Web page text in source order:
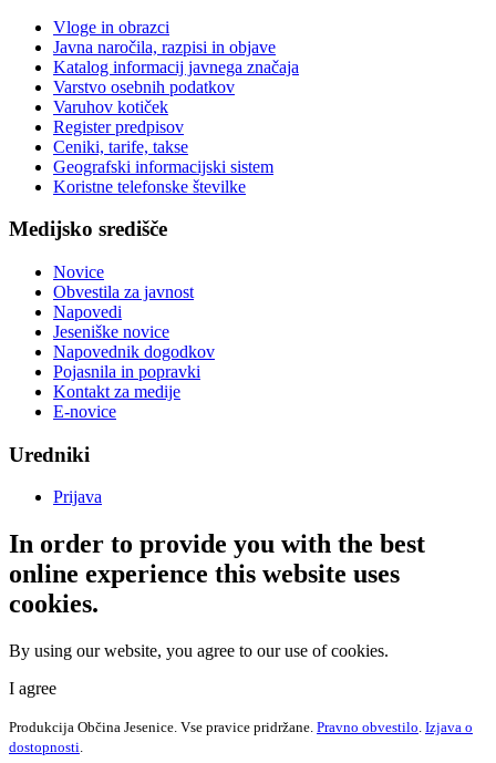
Vloge in obrazci
Javna naročila, razpisi in objave
Katalog informacij javnega značaja
Varstvo osebnih podatkov
Varuhov kotiček
Register predpisov
Ceniki, tarife, takse
Geografski informacijski sistem
Koristne telefonske številke
Medijsko središče
Novice
Obvestila za javnost
Napovedi
Jeseniške novice
Napovednik dogodkov
Pojasnila in popravki
Kontakt za medije
E-novice
Uredniki
Prijava
In order to provide you with the best
online experience this website uses
cookies.
By using our website, you agree to our use of cookies.
I agree
Produkcija Občina Jesenice. Vse pravice pridržane. Pravno obvestilo. Izjava o
dostopnosti.